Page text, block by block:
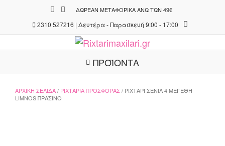
content
ΔΩΡΕΆΝ ΜΕΤΑΦΟΡΙΚΆ ΆΝΩ ΤΩΝ 49€
2310 527216 | Δευτέρα - Παρασκευή 9:00 - 17:00
ΠΡΟΪΟΝΤΑ
ΑΡΧΙΚΉ ΣΕΛΊΔΑ/ ΡΙΧΤΆΡΙΑ ΠΡΟΣΦΟΡΆΣ/ ΡΙΧΤΆΡΙ ΣΕΝΊΛ 4 ΜΕΓΈΘΗ
LIMNOS ΠΡΆΣΙΝΟ